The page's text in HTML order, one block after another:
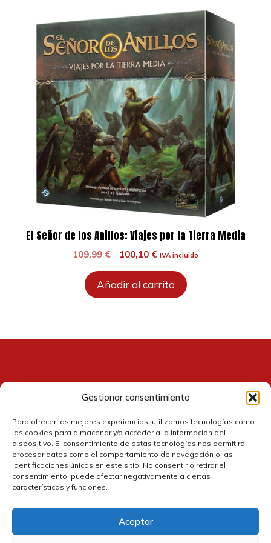
Gestionar consentimiento
Para ofrecer las mejores experiencias, utilizamos tecnologías como
las cookies para almacenar y/o acceder a la información del
dispositivo. El consentimiento de estas tecnologías nos permitirá
procesar datos como el comportamiento de navegación o las
identificaciones únicas en este sitio. No consentir o retirar el
consentimiento, puede afectar negativamente a ciertas
características y funciones.
Aceptar
El Señor de los Anillos: Viajes por la Tierra Media
109,99€
El
original
era:
100,10 €El
actual
es:
IVA incluido
Añadir al carrito
Contacto